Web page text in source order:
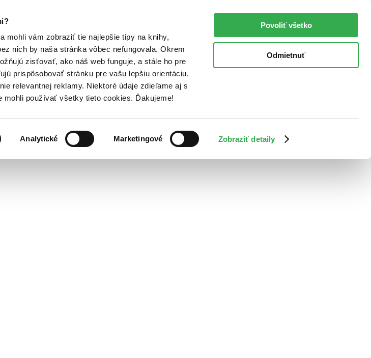
mohli vám zobraziť tie najlepšie tipy na knihy,
nich by naša stránka vôbec nefungovala. Okrem
zisťovať, ako náš web funguje, a stále ho pre
prispôsobovať stránku pre vašu lepšiu orientáciu.
relevantnej reklamy. Niektoré údaje zdieľame aj s
používať všetky tieto cookies. Ďakujeme!
Analytické Marketingové Zobraziť detaily
Povoliť všetko
Odmietnuť